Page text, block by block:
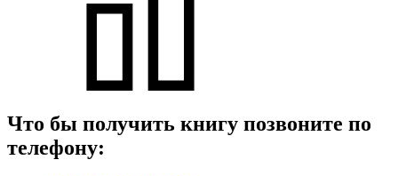
Что бы получить книгу позвоните по
телефону: